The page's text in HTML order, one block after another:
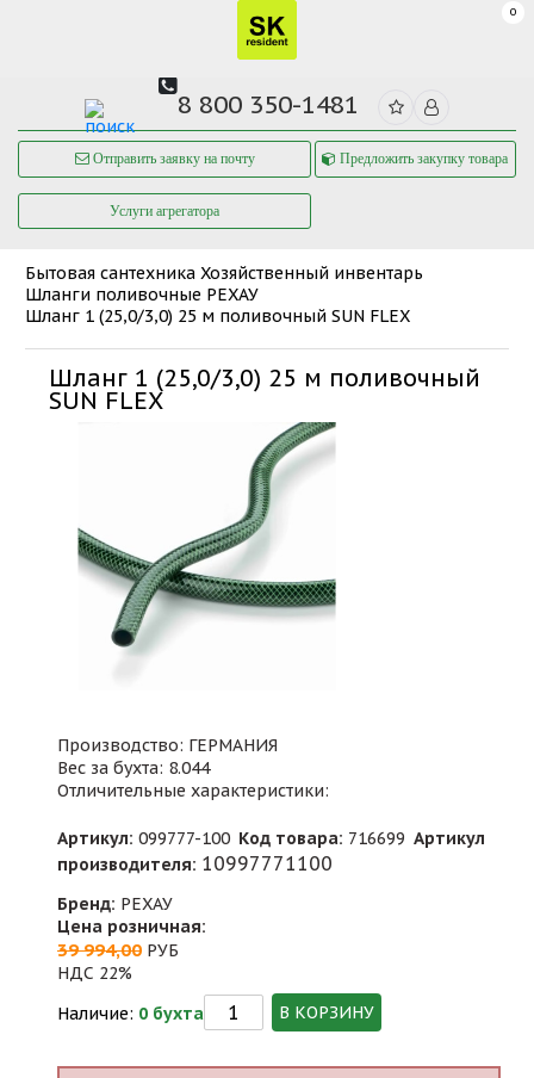
0
8 800 350-1481
Отправить заявку на почту Предложить закупку товара
Услуги агрегатора
Бытовая сантехника Хозяйственный инвентарь
Шланги поливочные РЕХАУ
Шланг 1 (25,0/3,0) 25 м поливочный SUN FLEX
Шланг 1 (25,0/3,0) 25 м поливочный
SUN FLEX
Производство: ГЕРМАНИЯ
Вес за бухта: 8.044
Отличительные характеристики:
Артикул: 099777-100 Код товара: 716699 Артикул
производителя: 10997771100
Бренд: РЕХАУ
Цена розничная:
39 994,00 РУБ
НДС 22%
Наличие: 0 бухта В КОРЗИНУ